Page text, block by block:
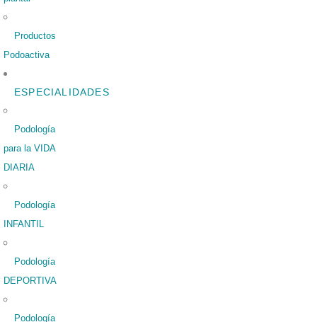
Productos
Podoactiva
ESPECIALIDADES
Podología
para la VIDA
DIARIA
Podología
INFANTIL
Podología
DEPORTIVA
Podología